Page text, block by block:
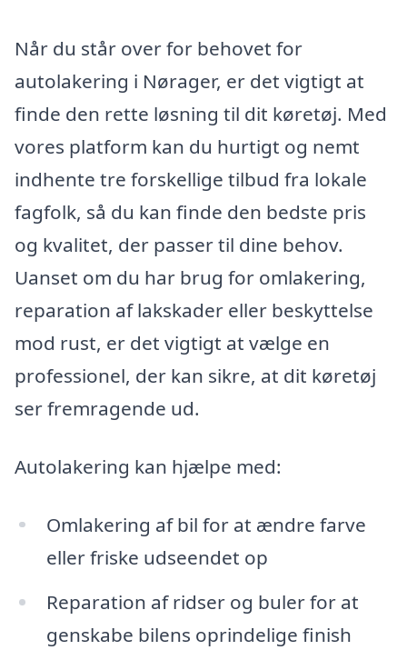
Når du står over for behovet for
autolakering i Nørager, er det vigtigt at
finde den rette løsning til dit køretøj. Med
vores platform kan du hurtigt og nemt
indhente tre forskellige tilbud fra lokale
fagfolk, så du kan finde den bedste pris
og kvalitet, der passer til dine behov.
Uanset om du har brug for omlakering,
reparation af lakskader eller beskyttelse
mod rust, er det vigtigt at vælge en
professionel, der kan sikre, at dit køretøj
ser fremragende ud.
Autolakering kan hjælpe med:
Omlakering af bil for at ændre farve
eller friske udseendet op
Reparation af ridser og buler for at
genskabe bilens oprindelige finish